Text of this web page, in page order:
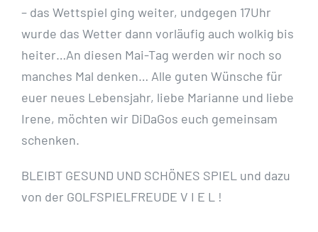
– das Wettspiel ging weiter, undgegen 17Uhr
wurde das Wetter dann vorläufig auch wolkig bis
heiter…An diesen Mai-Tag werden wir noch so
manches Mal denken… Alle guten Wünsche für
euer neues Lebensjahr, liebe Marianne und liebe
Irene, möchten wir DiDaGos euch gemeinsam
schenken.
BLEIBT GESUND UND SCHÖNES SPIEL und dazu
von der GOLFSPIELFREUDE V I E L !